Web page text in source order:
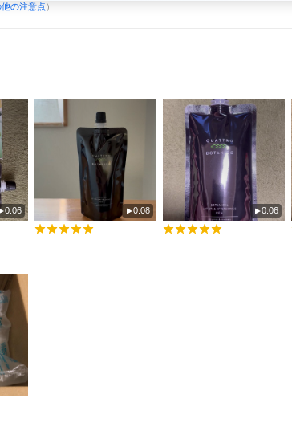
他の注意点 ）
0:06 0:08 0:06